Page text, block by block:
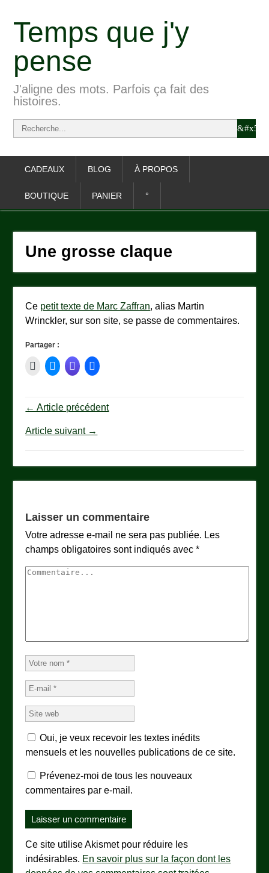
Temps que j'y
pense
J'aligne des mots. Parfois ça fait des
histoires.
CADEAUX BLOG À PROPOS
BOUTIQUE PANIER °
Une grosse claque
Ce petit texte de Marc Zaffran, alias Martin
Wrinckler, sur son site, se passe de commentaires.
Partager :
← Article précédent
Article suivant →
Laisser un commentaire
Votre adresse e-mail ne sera pas publiée. Les
champs obligatoires sont indiqués avec*
Oui, je veux recevoir les textes inédits
mensuels et les nouvelles publications de ce site.
Prévenez-moi de tous les nouveaux
commentaires par e-mail.
Ce site utilise Akismet pour réduire les
indésirables. En savoir plus sur la façon dont les